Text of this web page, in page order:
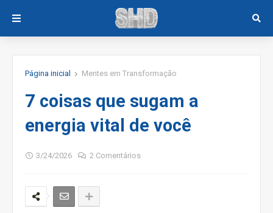
Página inicial Mentes em Transformação
7 coisas que sugam a
energia vital de você
3/24/2026 2 Comentários